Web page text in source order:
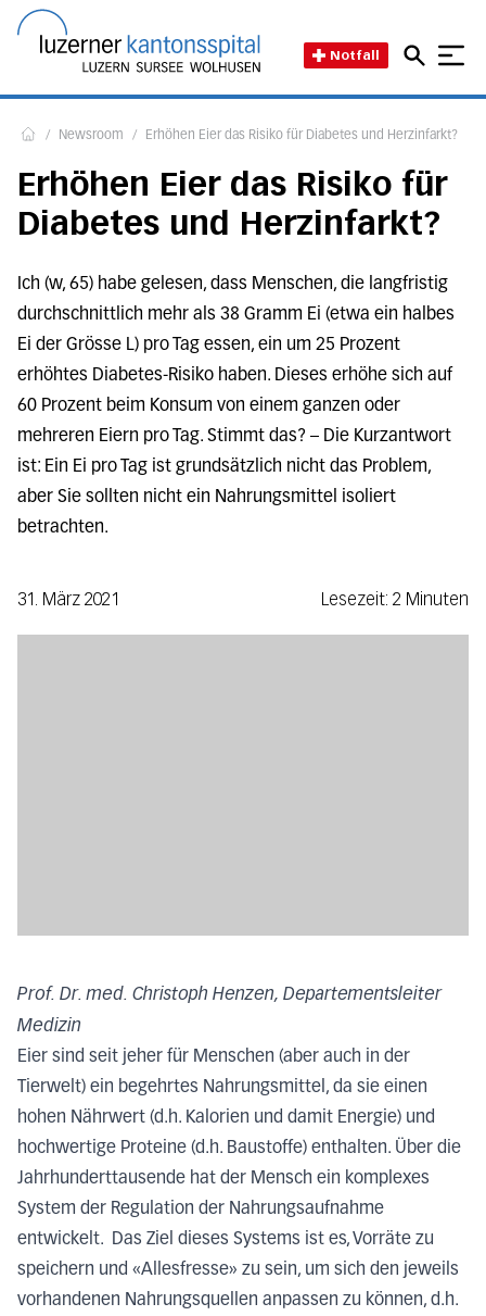
Notfall
/ Newsroom / Erhöhen Eier das Risiko für Diabetes und Herzinfarkt?
Erhöhen Eier das Risiko für
Diabetes und Herzinfarkt?
Ich (w, 65) habe gelesen, dass Menschen, die langfristig
durchschnittlich mehr als 38 Gramm Ei (etwa ein halbes
Ei der Grösse L) pro Tag essen, ein um 25 Prozent
erhöhtes Diabetes-Risiko haben. Dieses erhöhe sich auf
60 Prozent beim Konsum von einem ganzen oder
mehreren Eiern pro Tag. Stimmt das? – Die Kurzantwort
ist: Ein Ei pro Tag ist grundsätzlich nicht das Problem,
aber Sie sollten nicht ein Nahrungsmittel isoliert
betrachten.
31. März 2021 Lesezeit: 2 Minuten
Prof. Dr. med. Christoph Henzen, Departementsleiter
Medizin
Eier sind seit jeher für Menschen (aber auch in der
Tierwelt) ein begehrtes Nahrungsmittel, da sie einen
hohen Nährwert (d.h. Kalorien und damit Energie) und
hochwertige Proteine (d.h. Baustoffe) enthalten. Über die
Jahrhunderttausende hat der Mensch ein komplexes
System der Regulation der Nahrungsaufnahme
entwickelt. Das Ziel dieses Systems ist es, Vorräte zu
speichern und «Allesfresse» zu sein, um sich den jeweils
vorhandenen Nahrungsquellen anpassen zu können, d.h.